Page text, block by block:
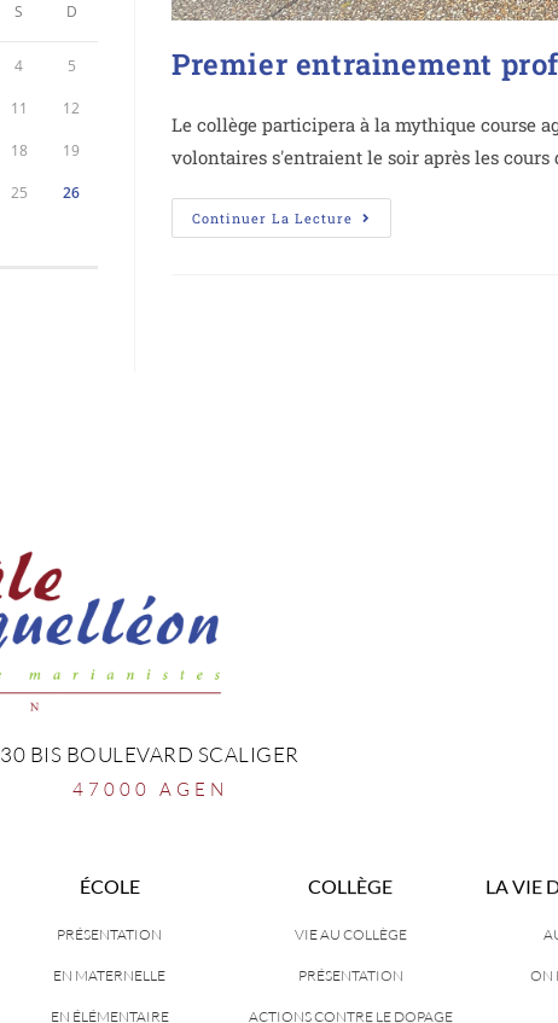
Premier entrainement
Le collège participera à la mythique course
volontaires s'entraient le soir après les cours
Continuer La Lecture
S D
4 5
11 12
18 19
25 26
30 BIS BOULEVARD SCALIGER
47000 AGEN
ÉCOLE
PRÉSENTATION
EN MATERNELLE
EN ÉLÉMENTAIRE
COLLÈGE
VIE AU COLLÈGE
PRÉSENTATION
ACTIONS CONTRE LE DOPAGE
LA VIE
ON